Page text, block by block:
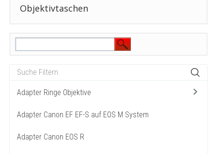
Objektivtaschen
Adapter Ringe Objektive
Adapter Canon EF EF-S auf EOS M System
Adapter Canon EOS R